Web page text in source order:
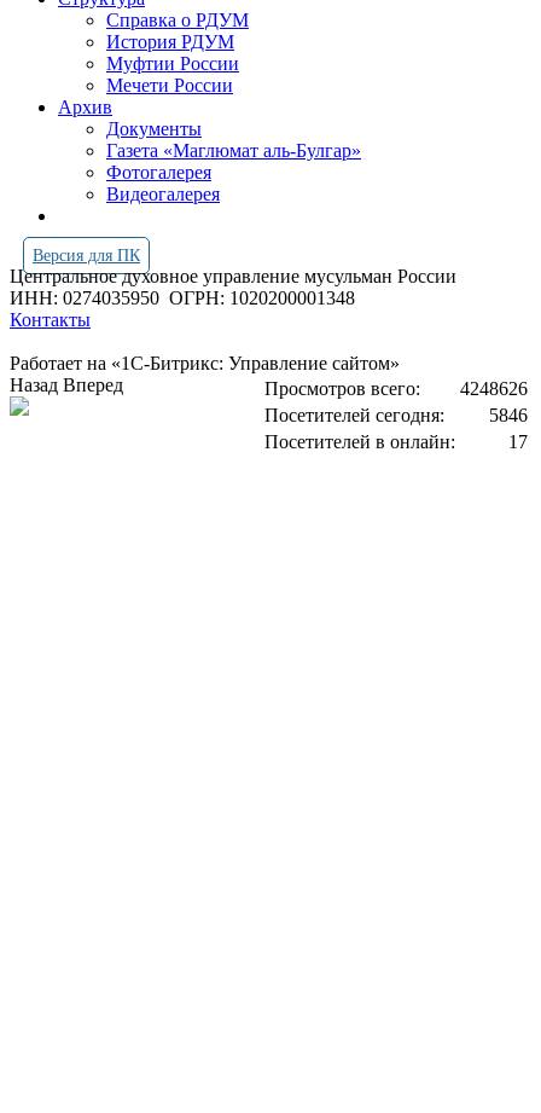
Справка о РДУМ
История РДУМ
Муфтии России
Мечети России
Архив
Документы
Газета «Маглюмат аль-Булгар»
Фотогалерея
Видеогалерея
Версия для ПК
Центральное духовное управление мусульман России
ИНН: 0274035950 ОГРН: 1020200001348
Контакты
Работает на «1С-Битрикс: Управление сайтом»
Просмотров всего:
4248626
Посетителей сегодня:
5846
Посетителей в онлайн:
17
Назад Вперед